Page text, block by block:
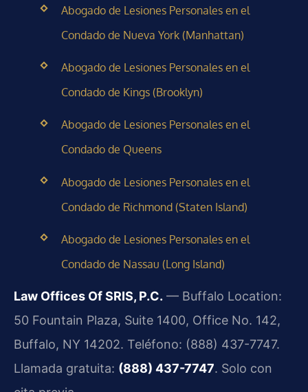
Abogado de Lesiones Personales en el
Condado de Nueva York (Manhattan)
Abogado de Lesiones Personales en el
Condado de Kings (Brooklyn)
Abogado de Lesiones Personales en el
Condado de Queens
Abogado de Lesiones Personales en el
Condado de Richmond (Staten Island)
Abogado de Lesiones Personales en el
Condado de Nassau (Long Island)
Law Offices Of SRIS, P.C. — Buffalo Location:
50 Fountain Plaza, Suite 1400, Office No. 142,
Buffalo, NY 14202. Teléfono: (888) 437-7747.
Llamada gratuita: (888) 437-7747. Solo con